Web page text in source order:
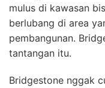
mulus di kawasan
berlubang di area
pembangunan.
tantangan itu.
Bridgestone nggak